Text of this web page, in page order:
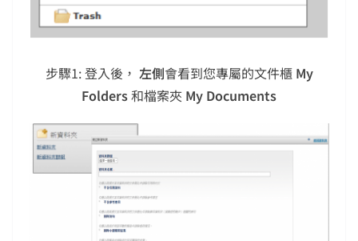
步驟1: 登入後， 左側會看到您專屬的文件櫃 My
Folders和檔案夾 My Documents